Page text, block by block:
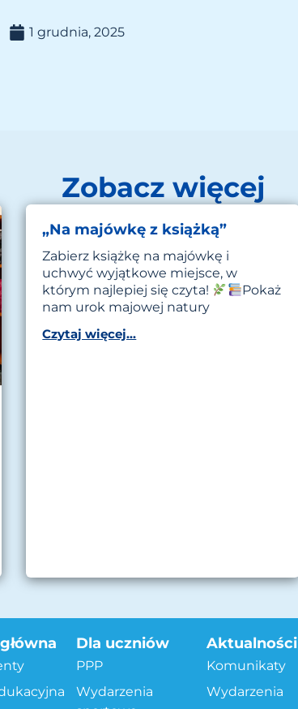
1 grudnia, 2025
Zobacz więcej
„Na majówkę z książką”
Zabierz książkę na majówkę i
uchwyć wyjątkowe miejsce, w
którym najlepiej się czyta!
Pokaż
nam urok majowej natury
Czytaj więcej...
Dla uczniów
PPP
Wydarzenia
Aktualności
Komunikaty
Wydarzenia